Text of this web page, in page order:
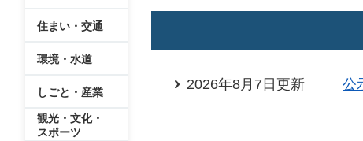
住まい・交通
環境・水道
しごと・産業
観光・文化・
スポーツ
2026年8月7日更新 公